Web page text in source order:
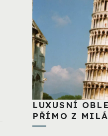
LUXUSNÍ
PŘÍMO Z